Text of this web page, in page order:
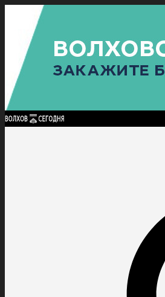
Найти:
ГЛАВНАЯ ПОЛИТИКАПРОИСШЕСТВИЯ
ПОЛИТИКА
КУЛЬТУРА
ПОСЕЛЕНИЯ